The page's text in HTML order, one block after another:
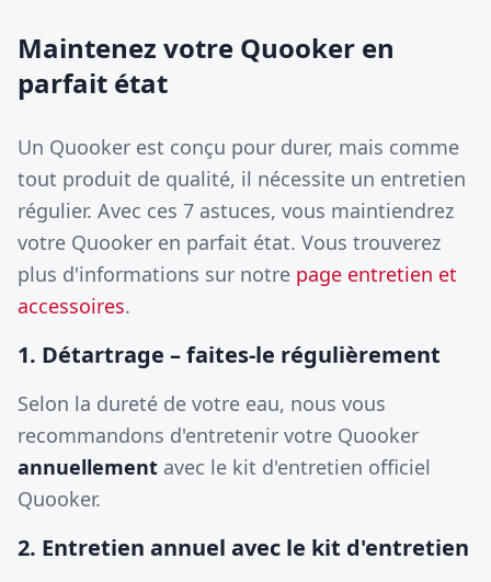
Maintenez votre Quooker en
parfait état
Un Quooker est conçu pour durer, mais comme
tout produit de qualité, il nécessite un entretien
régulier. Avec ces 7 astuces, vous maintiendrez
votre Quooker en parfait état. Vous trouverez
plus d'informations sur notre page entretien et
accessoires.
1. Détartrage – faites-le régulièrement
Selon la dureté de votre eau, nous vous
recommandons d'entretenir votre Quooker
annuellement avec le kit d'entretien officiel
Quooker.
2. Entretien annuel avec le kit d'entretien